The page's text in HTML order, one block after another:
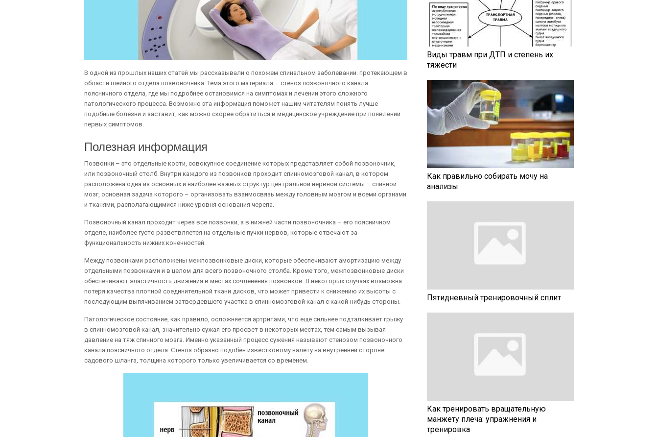
В одной из прошлых наших статей мы рассказывали о похожем спинальном заболевании. протекающем в
области шейного отдела позвоночника. Тема этого материала – стеноз позвоночного канала
поясничного отдела, где мы подробнее остановимся на симптомах и лечении этого сложного
патологического процесса. Возможно эта информация поможет нашим читателям понять лучше
подобные болезни и заставит, как можно скорее обратиться в медицинское учреждение при появлении
первых симптомов.
Полезная информация
Позвонки – это отдельные кости, совокупное соединение которых представляет собой позвоночник,
или позвоночный столб. Внутри каждого из позвонков проходит спинномозговой канал, в котором
расположена одна из основных и наиболее важных структур центральной нервной системы – спинной
мозг, основная задача которого – организовать взаимосвязь между головным мозгом и всеми органами
и тканями, располагающимися ниже уровня основания черепа.
Позвоночный канал проходит через все позвонки, а в нижней части позвоночника – его поясничном
отделе, наиболее густо разветвляется на отдельные пучки нервов, которые отвечают за
функциональность нижних конечностей.
Между позвонками расположены межпозвонковые диски, которые обеспечивают амортизацию между
отдельными позвонками и в целом для всего позвоночного столба. Кроме того, межпозвонковые диски
обеспечивают эластичность движения в местах сочленения позвонков. В некоторых случаях возможна
потеря качества плотной соединительной ткани дисков, что может привести к снижению их высоты с
последующим выпячиванием затвердевшего участка в спинномозговой канал с какой-нибудь стороны.
Патологическое состояние, как правило, осложняется артритами, что еще сильнее подталкивает грыжу
в спинномозговой канал, значительно сужая его просвет в некоторых местах, тем самым вызывая
давление на тяж спинного мозга. Именно указанный процесс сужения называют стенозом позвоночного
канала поясничного отдела. Стеноз образно подобен известковому налету на внутренней стороне
садового шланга, толщина которого только увеличивается со временем.
Виды травм при ДТП и степень их
тяжести
Как правильно собирать мочу на
анализы
Пятидневный тренировочный сплит
Как тренировать вращательную
манжету плеча: упражнения и
тренировка